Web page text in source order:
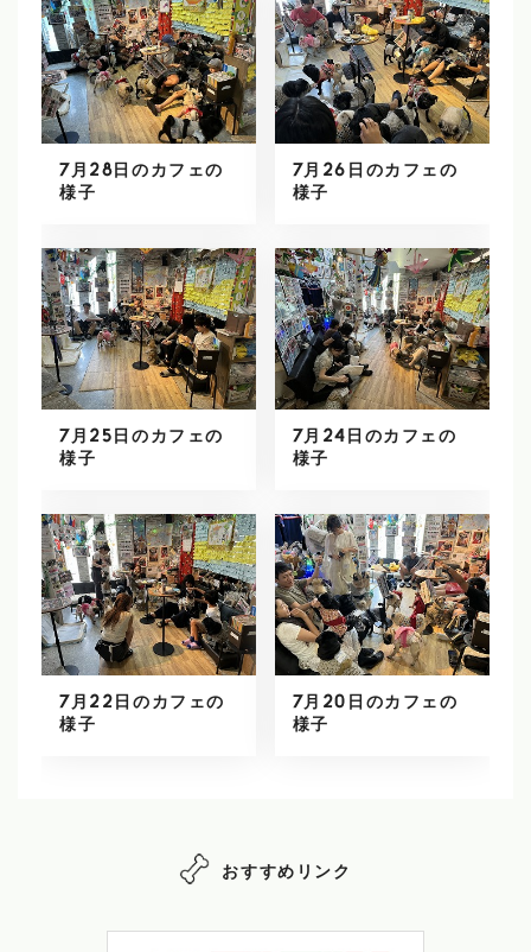
7月28日のカフェの
様子
7月26日のカフェの
様子
7月25日のカフェの
様子
7月24日のカフェの
様子
7月22日のカフェの
様子
7月20日のカフェの
様子
おすすめリンク